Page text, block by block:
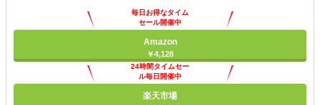
毎日お得なタイム
セール開催中
Amazon
￥4,128
24時間タイムセー
ル毎日開催中
楽天市場